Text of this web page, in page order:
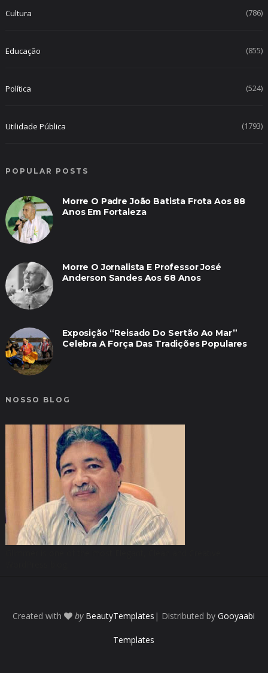
Cultura (786)
Educação (855)
Política (524)
Utilidade Pública (1793)
POPULAR POSTS
Morre O Padre João Batista Frota Aos 88
Anos Em Fortaleza
Morre O Jornalista E Professor José
Anderson Sandes Aos 68 Anos
Exposição “Reisado Do Sertão Ao Mar”
Celebra A Força Das Tradições Populares
NOSSO BLOG
Created with by BeautyTemplates | Distributed byGooyaabi
Templates